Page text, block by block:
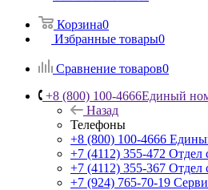
Корзина0
Избранные товары0
Сравнение товаров0
+8 (800) 100-4666Единый
Назад
Телефоны
+8 (800) 100-4666
+7 (4112) 355-472 Отдел
+7 (4112) 355-367 Отдел
+7 (924) 765-70-19